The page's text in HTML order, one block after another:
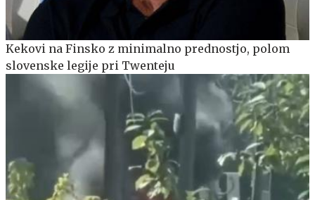
Kekovi na Finsko z minimalno prednostjo, polom
slovenske legije pri Twenteju